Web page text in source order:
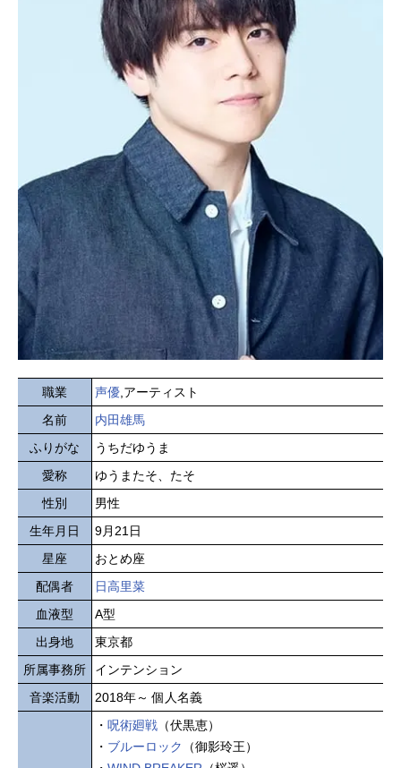
職業 声優 ,アーティスト
名前
内田雄馬
ふりがな
うちだゆうま
愛称
ゆうまたそ、たそ
性別
男性
生年月日
9月21日
星座
おとめ座
配偶者
日高里菜
血液型
A型
出身地
東京都
所属事務所
インテンション
音楽活動
2018年～ 個人名義
・ 呪術廻戦 （伏黒恵）
・ ブルーロック
（御影玲王）